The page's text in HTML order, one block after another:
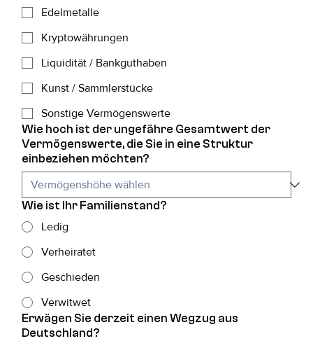
Edelmetalle
Kryptowährungen
Liquidität / Bankguthaben
Kunst / Sammlerstücke
Sonstige Vermögenswerte
Wie hoch ist der ungefähre Gesamtwert der
Vermögenswerte, die Sie in eine Struktur
einbeziehen möchten?
Wie ist Ihr Familienstand?
Ledig
Verheiratet
Geschieden
Verwitwet
Erwägen Sie derzeit einen Wegzug aus
Deutschland?